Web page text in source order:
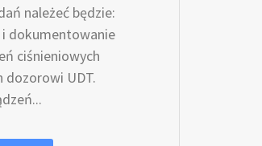
należeć będzie:
i dokumentowanie
ciśnieniowych
dozorowi UDT.